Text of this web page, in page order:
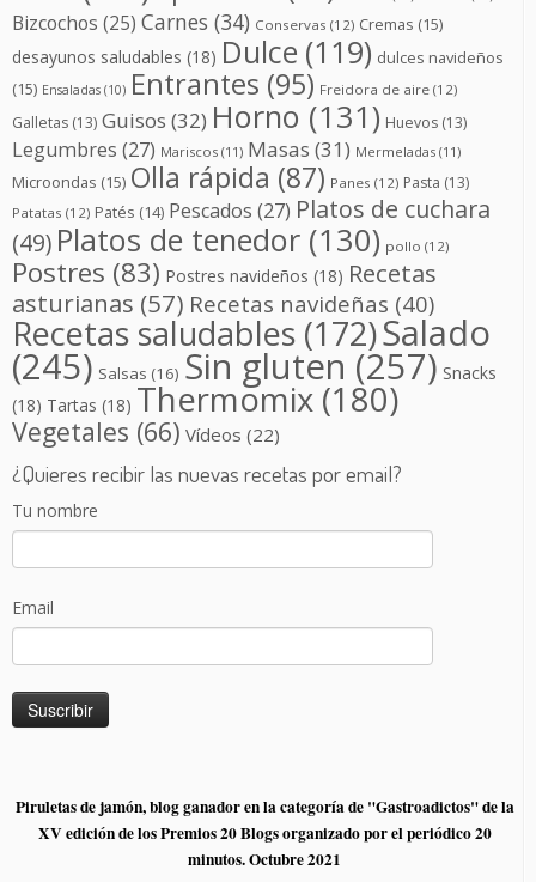
Bizcochos (25) Carnes (34) Conservas (12) Cremas (15)
desayunos saludables (18) Dulce (119) dulces navideños
(15) Ensaladas (10) Entrantes (95) Freidora de aire (12)
Galletas (13) Guisos (32) Horno (131) Huevos (13)
Legumbres (27) Mariscos (11) Masas (31) Mermeladas (11)
Microondas (15) Olla rápida (87) Panes (12) Pasta (13)
Patatas (12) Patés (14) Pescados (27) Platos de cuchara
(49) Platos de tenedor (130) pollo (12)
Postres (83) Postres navideños (18) Recetas
asturianas (57) Recetas navideñas (40)
Recetas saludables (172)Salado
(245) Salsas (16) Sin gluten (257) Snacks
(18) Tartas (18) Thermomix (180)
Vegetales (66) Vídeos (22)
¿Quieres recibir las nuevas recetas por email?
Tu nombre
Email
Piruletas de jamón, blog ganador en la categoría de "Gastroadictos" de la
XV edición de los Premios 20 Blogs organizado por el periódico 20
minutos. Octubre 2021